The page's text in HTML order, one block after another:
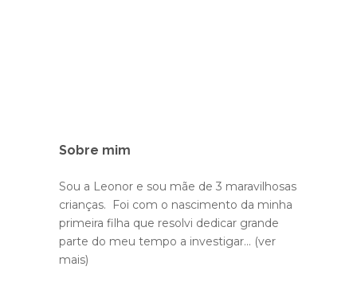
Sobre mim
Sou a Leonor e sou mãe de 3 maravilhosas
crianças. Foi com o nascimento da minha
primeira filha que resolvi dedicar grande
parte do meu tempo a investigar... (ver
mais)